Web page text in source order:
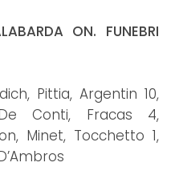
ON. FUNEBRI
Pittia, Argentin 10,
Conti, Fracas 4,
Minet, Tocchetto 1,